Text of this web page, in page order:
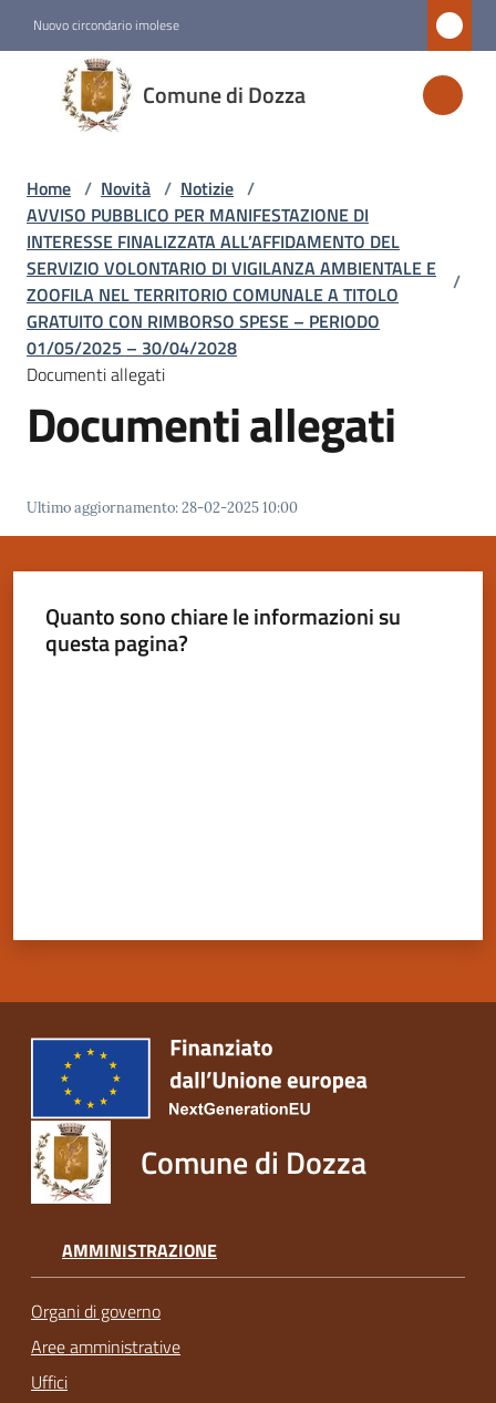
Nuovo circondario imolese
Comune di Dozza
Comune
di
Dozza
Amministrazione
Novità
Menu selezionato
Servizi
Vivere
Servizi
on-
line
Home / Novità / Notizie /
AVVISO PUBBLICO PER MANIFESTAZIONE DI
INTERESSE FINALIZZATA ALL’AFFIDAMENTO DEL
SERVIZIO VOLONTARIO DI VIGILANZA AMBIENTALE E
ZOOFILA NEL TERRITORIO COMUNALE A TITOLO
GRATUITO CON RIMBORSO SPESE – PERIODO
01/05/2025 – 30/04/2028
/
Documenti allegati
Documenti allegati
Ultimo aggiornamento:28-02-2025 10:00
Quanto sono chiare le informazioni su
questa pagina?
Comune di Dozza
AMMINISTRAZIONE
Organi di governo
Aree amministrative
Uffici